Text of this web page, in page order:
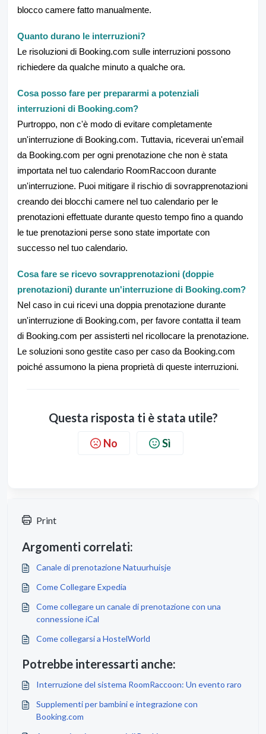
blocco camere fatto manualmente.
Quanto durano le interruzioni?
Le risoluzioni di Booking.com sulle interruzioni possono
richiedere da qualche minuto a qualche ora.
Cosa posso fare per prepararmi a potenziali
interruzioni di Booking.com?
Purtroppo, non c'è modo di evitare completamente
un'interruzione di Booking.com. Tuttavia, riceverai un'email
da Booking.com per ogni prenotazione che non è stata
importata nel tuo calendario RoomRaccoon durante
un'interruzione. Puoi mitigare il rischio di sovrapprenotazioni
creando dei blocchi camere nel tuo calendario per le
prenotazioni effettuate durante questo tempo fino a quando
le tue prenotazioni perse sono state importate con
successo nel tuo calendario.
Cosa fare se ricevo sovrapprenotazioni (doppie
prenotazioni) durante un'interruzione di Booking.com?
Nel caso in cui ricevi una doppia prenotazione durante
un'interruzione di Booking.com, per favore contatta il team
di Booking.com per assisterti nel ricollocare la prenotazione.
Le soluzioni sono gestite caso per caso da Booking.com
poiché assumono la piena proprietà di queste interruzioni.
Questa risposta ti è stata utile?
No Sì
Print
Argomenti correlati:
Canale di prenotazione Natuurhuisje
Come Collegare Expedia
Come collegare un canale di prenotazione con una
connessione iCal
Come collegarsi a HostelWorld
Potrebbe interessarti anche:
Interruzione del sistema RoomRaccoon: Un evento raro
Supplementi per bambini e integrazione con
Booking.com